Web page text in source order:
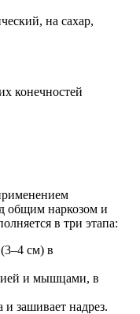
на сахар,
конечностей
общим наркозом и
в три этапа:
см) в
и мышцами, в
зашивает надрез.